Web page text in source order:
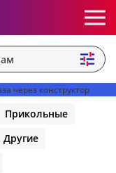
Прикольные
Другие